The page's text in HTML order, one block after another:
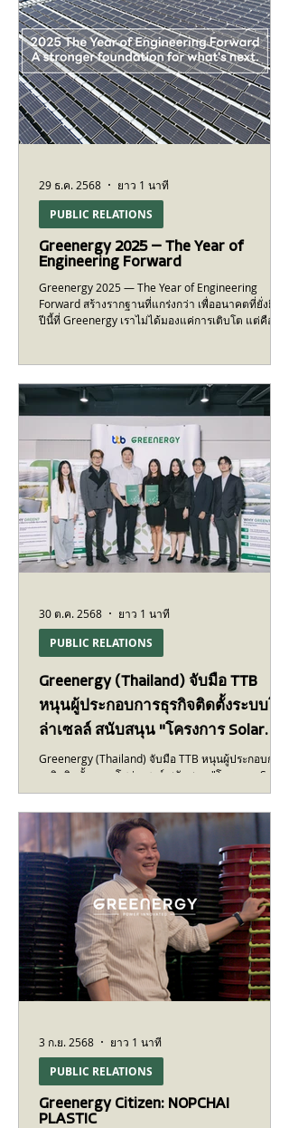
Greenergy 2025 — The Year of
Engineering Forward
Greenergy 2025 — The Year of Engineering
Forward สร้างรากฐานที่แกร่งกว่า เพื่ออนาคตที่ยั่งยืน
ปีนี้ที่ Greenergy เราไม่ได้มองแค่การเติบโต แต่คือปี
เชี่ยวชาญที่เราสั่งสมมา นี่คือผลลัพธ์ที่เราภาคภูมิใจใน
ปีที่ผ่านมา : 32 โครงการสำคัญ 128.2 MW กำลังการ
ผลิตโซลาร์ที่ติดตั้งแล้ว 47,102 ตัน CO₂ ต่อปี คือการ
ลดการปล่อยคาร์บอนอย่างเป็นรูปธรรม 295 ล้านบาท
ต่อปี คือมูลค่าการประหยัดพลังงานที่ลูกค้าได้รับจร
PUBLIC RELATIONS
29 ธ.ค. 2568 ยาว 1 นาที
Greenergy (Thailand) จับมือ TTB
หนุนผู้ประกอบการธุรกิจติดตั้งระบบโซ
ล่าเซลล์ สนับสนุน "โครงการ Solar
Product Program" เมื่อวันที่ 30
Greenergy (Thailand) จับมือ TTB หนุนผู้ประกอบการ
ธุรกิจติดตั้งระบบโซล่าเซลล์ สนับสนุน "โครงการ Solar
Product Program" เมื่อวันที่ 30 ตุลาคม 2568 ความ
กลุ่มลูกค้าธุรกิจของ TTB สามารถเข้าถึงการติดตั้ง
ระบบโซล่าเซลล์ได้ง่ายขึ้น โดย Greenergy จะทำ
หน้าที่เป็นผู้ให้บริการประเภท EPC (Engineering,
Procurement, and Construction) ตั้งแต่การ
ออกแบบ, ติดตั้ง, ไปจนถึงการดูแลบำรุงรักษาระบบโซ
ล่าเซลล์ ในขณะที่ TTB จะเป็นผู้ให้บริการสินเชื
PUBLIC RELATIONS
30 ต.ค. 2568 ยาว 1 นาที
Greenergy Citizen: NOPCHAI
PLASTIC
PUBLIC RELATIONS
3 ก.ย. 2568 ยาว 1 นาที